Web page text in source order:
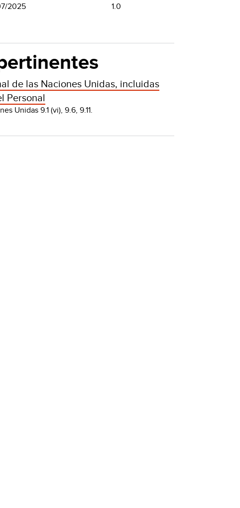
2025
1.0
de las Naciones Unidas, incluidas
Personal
Unidas 9.1 (vi), 9.6, 9.11.